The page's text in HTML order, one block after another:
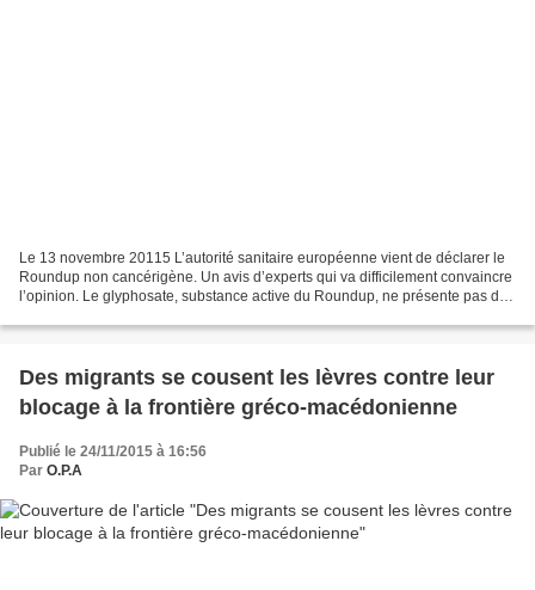
Le 13 novembre 20115 L’autorité sanitaire européenne vient de déclarer le
Roundup non cancérigène. Un avis d’experts qui va difficilement convaincre
l’opinion. Le glyphosate, substance active du Roundup, ne présente pas de
Des migrants se cousent les lèvres contre leur
blocage à la frontière gréco-macédonienne
Publié le 24/11/2015 à 16:56
Par O.P.A